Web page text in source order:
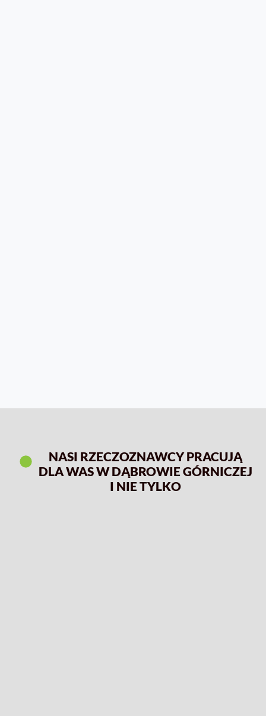
NASI RZECZOZNAWCY PRACUJĄ
DLA WAS W DĄBROWIE GÓRNICZEJ
I NIE TYLKO